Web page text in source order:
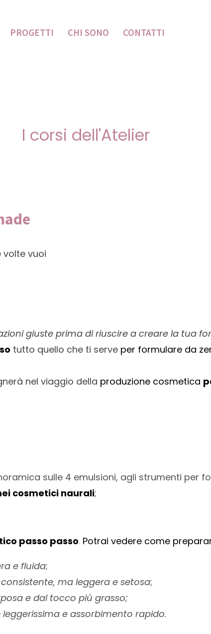
PROGETTI CHI SONO CONTATTI
I corsi dell'Atelier
volte vuoi
giuste prima di riuscire a creare la tua
tutto quello che ti serve per formulare da
nel viaggio della produzione cosmetica
sulle 4 emulsioni, agli strumenti per
cosmetici naurali;
passo passo. Potrai vedere come
e fluida;
ma leggera e setosa;
e dal tocco più grasso;
leggerissima e assorbimento rapido.